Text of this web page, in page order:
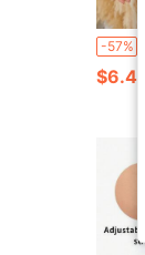
-57%
$6.48